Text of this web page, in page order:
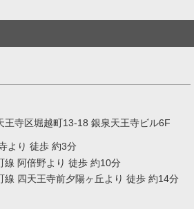
王寺区堀越町13-18 銀泉天王寺ビル6F
より 徒歩 約3分
線 阿倍野より 徒歩 約10分
線 四天王寺前夕陽ヶ丘より 徒歩 約14分